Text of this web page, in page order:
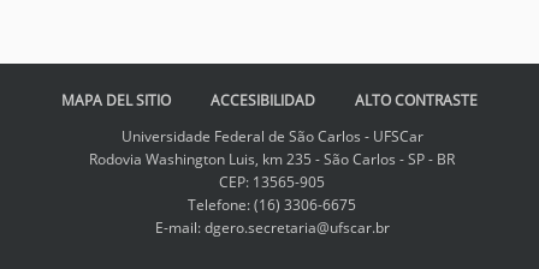
MAPA DEL SITIO ACCESIBILIDAD
ALTO CONTRASTE
Universidade Federal de São Carlos - UFSCar
Rodovia Washington Luis, km 235 - São Carlos - SP - BR
CEP: 13565-905
Telefone: (16) 3306-6675
E-mail: dgero.secretaria@ufscar.br